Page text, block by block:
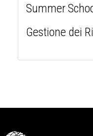
Summer
Gestione dei